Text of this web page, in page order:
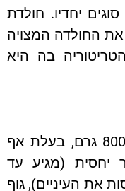
יחדיו. חולדת
המצויה
בה היא
חולדה שמגיע למשקל של עד 800 גרם, בעלת אף
(מגיע עד
העיניים), גוף